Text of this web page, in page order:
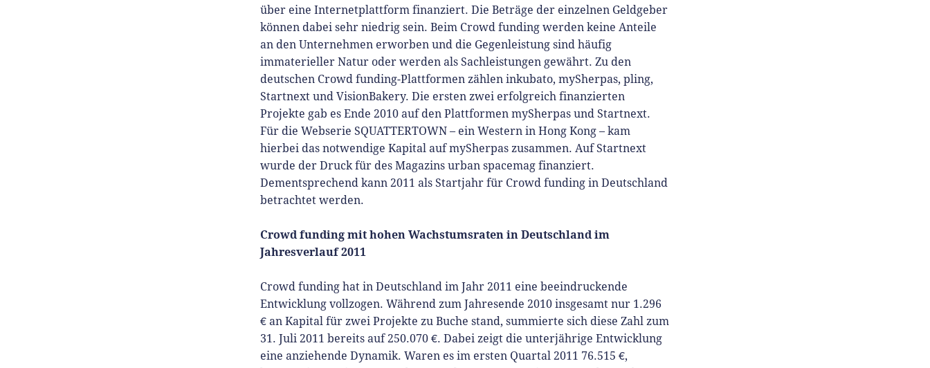
über eine Internetplattform finanziert. Die Beträge der einzelnen Geldgeber
können dabei sehr niedrig sein. Beim Crowd funding werden keine Anteile
an den Unternehmen erworben und die Gegenleistung sind häufig
immaterieller Natur oder werden als Sachleistungen gewährt. Zu den
deutschen Crowd funding-Plattformen zählen inkubato, mySherpas, pling,
Startnext und VisionBakery. Die ersten zwei erfolgreich finanzierten
Projekte gab es Ende 2010 auf den Plattformen mySherpas und Startnext.
Für die Webserie SQUATTERTOWN – ein Western in Hong Kong – kam
hierbei das notwendige Kapital auf mySherpas zusammen. Auf Startnext
wurde der Druck für des Magazins urban spacemag finanziert.
Dementsprechend kann 2011 als Startjahr für Crowd funding in Deutschland
betrachtet werden.
Crowd funding mit hohen Wachstumsraten in Deutschland im
Jahresverlauf 2011
Crowd funding hat in Deutschland im Jahr 2011 eine beeindruckende
Entwicklung vollzogen. Während zum Jahresende 2010 insgesamt nur 1.296
€ an Kapital für zwei Projekte zu Buche stand, summierte sich diese Zahl zum
31. Juli 2011 bereits auf 250.070 €. Dabei zeigt die unterjährige Entwicklung
eine anziehende Dynamik. Waren es im ersten Quartal 2011 76.515 €,